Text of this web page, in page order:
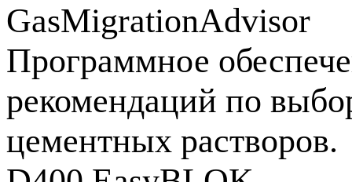
GasMigrationAdvisor
Программное
рекомендаций по
цементных растворов.